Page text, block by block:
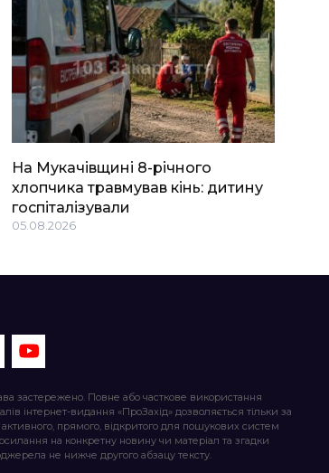
На Мукачівщині 8-річного
хлопчика травмував кінь: дитину
госпіталізували
05.08.2026
застережено. Повне або часткове використання
інтернет-видання «ПроЗахід» дозволяється тільки за
прямого, відкритого для пошукових систем
на конкретну новину чи матеріал та згадки
не нижче другого абзацу тексту.